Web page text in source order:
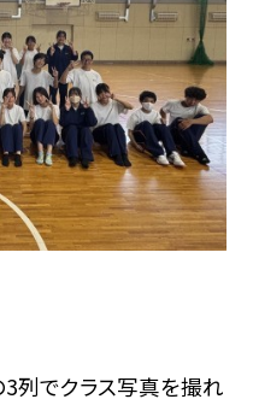
列でクラス写真を撮れ